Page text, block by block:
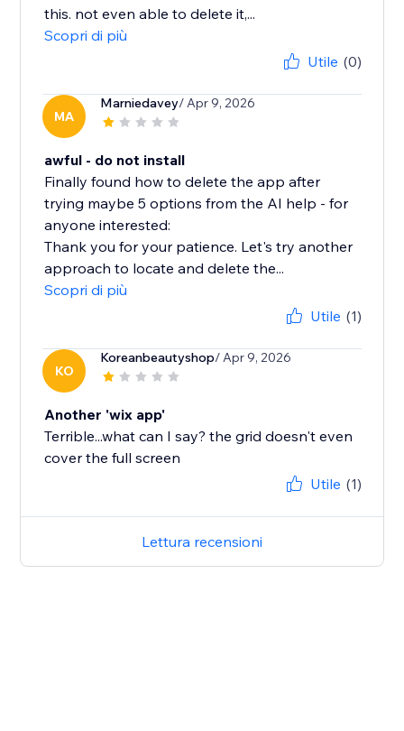
this. not even able to delete it,...
Scopri di più
Utile (0)
MA
Marniedavey/ Apr 9, 2026
awful - do not install
Finally found how to delete the app after
trying maybe 5 options from the AI help - for
anyone interested:
Thank you for your patience. Let's try another
approach to locate and delete the...
Scopri di più
Utile (1)
KO
Koreanbeautyshop/ Apr 9, 2026
Another 'wix app'
Terrible...what can I say? the grid doesn't even
cover the full screen
Utile (1)
Lettura recensioni